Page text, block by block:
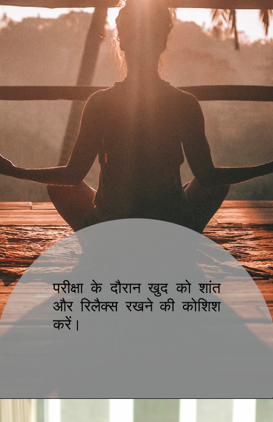
परीक्षा के दौरान खुद को शांत
और रिलैक्स रखने की कोशिश
करें।